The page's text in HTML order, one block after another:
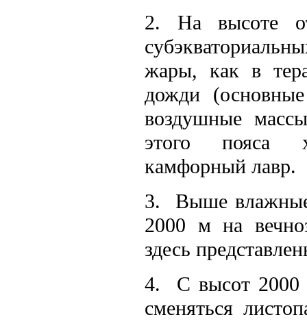
2. На высоте
жары, как в
дожди
воздушные
этого пояса
камфорный лавр.
3. Выше влажные
2000 м на
здесь
4. С высот 2000
сменяться